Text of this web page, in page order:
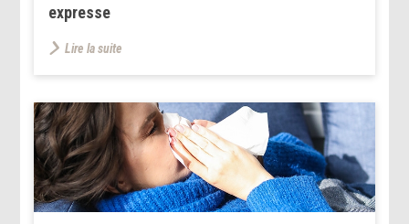
expresse
Lire la suite